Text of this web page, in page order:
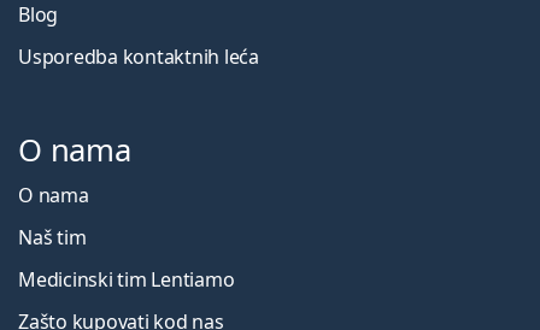
Blog
Usporedba kontaktnih leća
O nama
O nama
Naš tim
Medicinski tim Lentiamo
Zašto kupovati kod nas